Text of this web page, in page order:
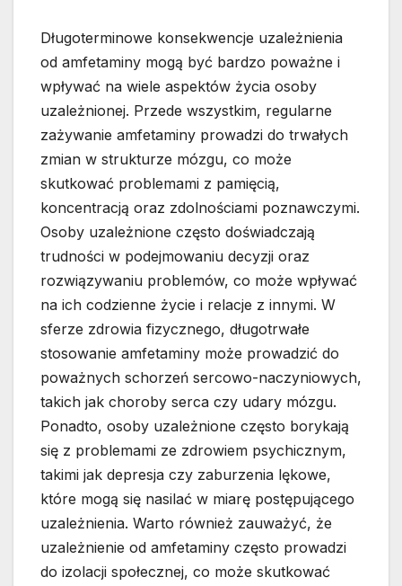
Długoterminowe konsekwencje uzależnienia
od amfetaminy mogą być bardzo poważne i
wpływać na wiele aspektów życia osoby
uzależnionej. Przede wszystkim, regularne
zażywanie amfetaminy prowadzi do trwałych
zmian w strukturze mózgu, co może
skutkować problemami z pamięcią,
koncentracją oraz zdolnościami poznawczymi.
Osoby uzależnione często doświadczają
trudności w podejmowaniu decyzji oraz
rozwiązywaniu problemów, co może wpływać
na ich codzienne życie i relacje z innymi. W
sferze zdrowia fizycznego, długotrwałe
stosowanie amfetaminy może prowadzić do
poważnych schorzeń sercowo-naczyniowych,
takich jak choroby serca czy udary mózgu.
Ponadto, osoby uzależnione często borykają
się z problemami ze zdrowiem psychicznym,
takimi jak depresja czy zaburzenia lękowe,
które mogą się nasilać w miarę postępującego
uzależnienia. Warto również zauważyć, że
uzależnienie od amfetaminy często prowadzi
do izolacji społecznej, co może skutkować